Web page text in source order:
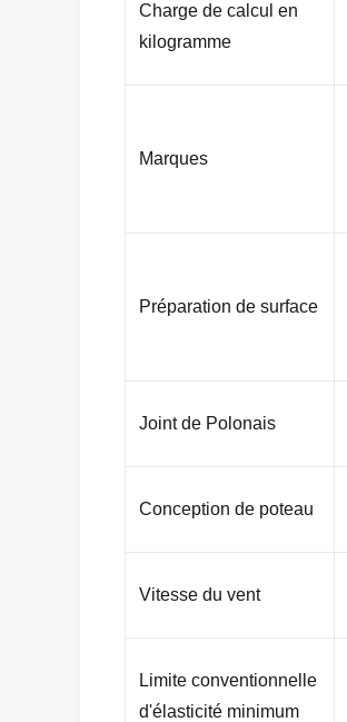
Charge de calcul en
kilogramme
Marques
Préparation de surface
Joint de Polonais
Conception de poteau
Vitesse du vent
Limite conventionnelle
d'élasticité minimum